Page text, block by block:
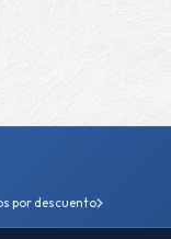
por descuento